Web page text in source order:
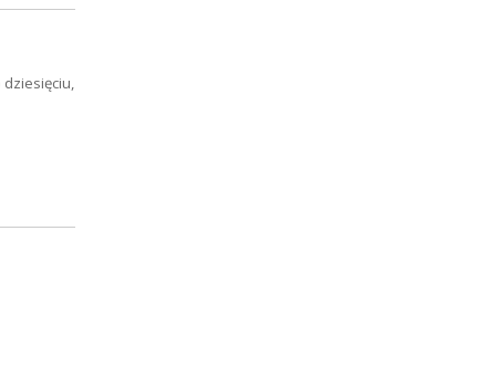
dziesięciu,